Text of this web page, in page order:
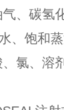
气、碳氢
、饱和
、氯、溶